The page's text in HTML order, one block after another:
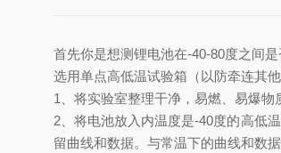
首先你是想测锂电池在-40-80度之间
选用单点高低温试验箱（以防牵连其
1、将实验室整理干净，易燃、易爆物
2、将电池放入内温度是-40度的高低
留曲线和数据。与常温下的曲线和数